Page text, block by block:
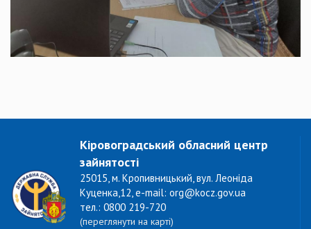
Кіровоградський обласний центр
зайнятості
25015, м. Кропивницький, вул. Леоніда
Куценка,12, e-mail: org@kocz.gov.ua
тел.: 0800 219-720
(переглянути на карті)